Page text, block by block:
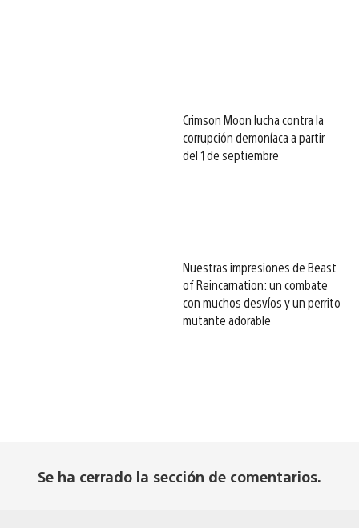
Crimson Moon lucha contra la
corrupción demoníaca a partir
del 1 de septiembre
Nuestras impresiones de Beast
of Reincarnation: un combate
con muchos desvíos y un perrito
mutante adorable
Se ha cerrado la sección de comentarios.